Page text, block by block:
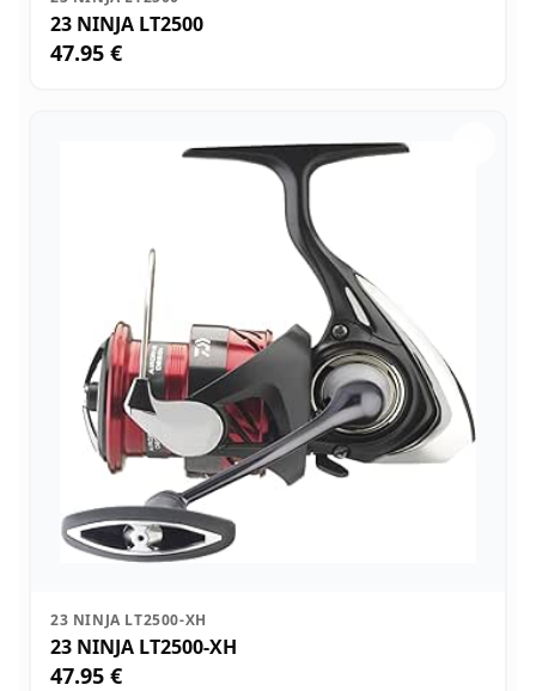
23 NINJA LT2500
47.95 €
23 NINJA LT2500-XH
23 NINJA LT2500-XH
47.95 €